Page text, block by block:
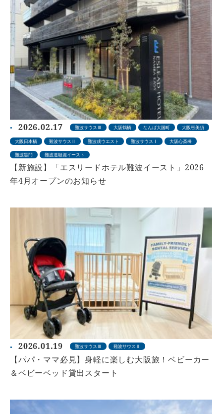
2026.02.17 難波サウスⅢ 大阪鶴橋 なんば大国町 大阪恵美須
大阪日本橋 難波サウスⅡ 難波戎ウエスト 難波サウスⅠ 大阪心斎橋
難波黒門 難波道頓堀イースト
【新施設】「エスリードホテル難波イースト」2026
年4月オープンのお知らせ
2026.01.19 難波サウスⅢ 難波サウスⅡ
【パパ・ママ必見】身軽に楽しむ大阪旅！ベビーカー
＆ベビーベッド貸出スタート